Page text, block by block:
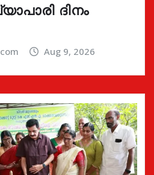
ദിനം
Aug 9, 2026